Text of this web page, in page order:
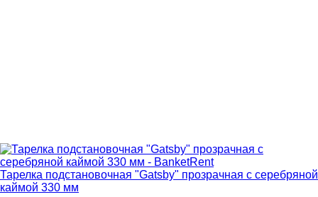
Тарелка подстановочная "Gatsby" прозрачная c cеребряной
каймой 330 мм